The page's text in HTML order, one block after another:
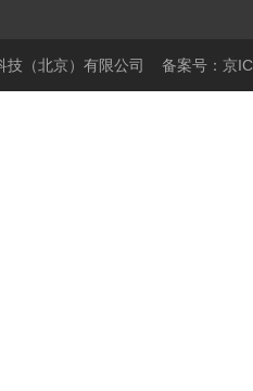
技（北京）有限公司 备案号：京